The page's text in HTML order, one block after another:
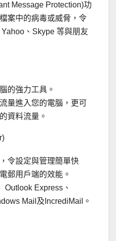
Message Protection)功
案中的病毒或威脅，令
、Skype 等與朋友
的強力工具。
量進入您的電腦，更可
資料流量。
令設定與管理簡單快
郵用戶端的效能。
Outlook Express、
Mail及IncrediMail。